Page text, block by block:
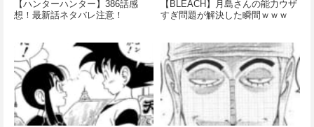
【ハンターハンター】386話感
想！最新話ネタバレ注意！
【BLEACH】月島さんの能力ウザ
すぎ問題が解決した瞬間ｗｗｗ